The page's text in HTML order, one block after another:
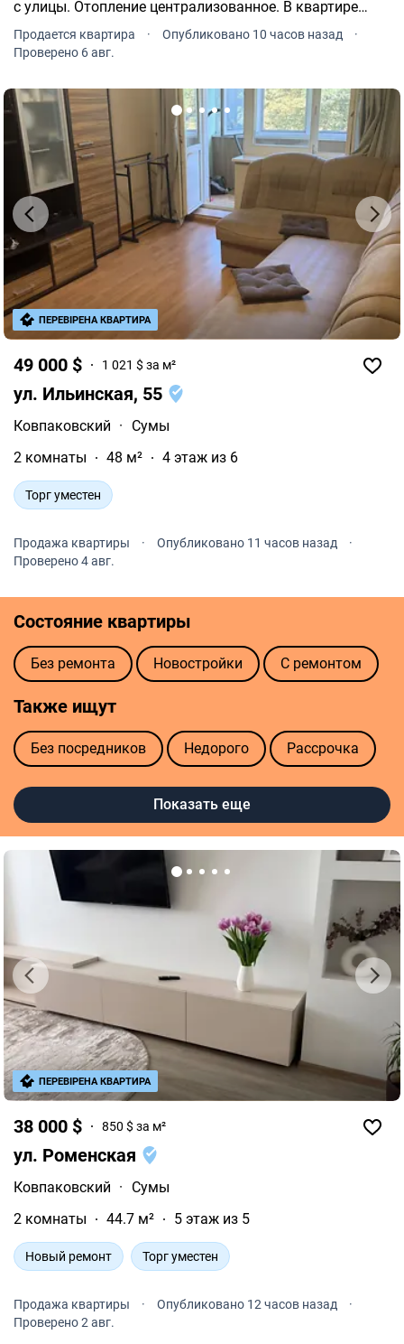
с улицы. Отопление централизованное. В квартире
проведен интернет. Общая площадь квартиры 47 кв.м.
Жилая площадь: 34 кв.м.
Продается квартира · Опубликовано 10 часов назад
·
Проверено 6 авг.
49 000 $ 1 021 $ за м²
ул. Ильинская, 55
Ковпаковский ·
Сумы
2 комнаты
48 м² 4 этаж из 6
Торг уместен
Продажа квартиры · Опубликовано 11 часов назад
·
Проверено 4 авг.
ПЕРЕВІРЕНА КВАРТИРА
Состояние квартиры
Без ремонта Новостройки С ремонтом
Также ищут
Без посредников Недорого Рассрочка
Показать еще
38 000 $ 850 $ за м²
ул. Роменская
Ковпаковский ·
Сумы
2 комнаты
44.7 м² 5 этаж из 5
Новый ремонт Торг уместен
Продажа квартиры · Опубликовано 12 часов назад
·
Проверено 2 авг.
ПЕРЕВІРЕНА КВАРТИРА